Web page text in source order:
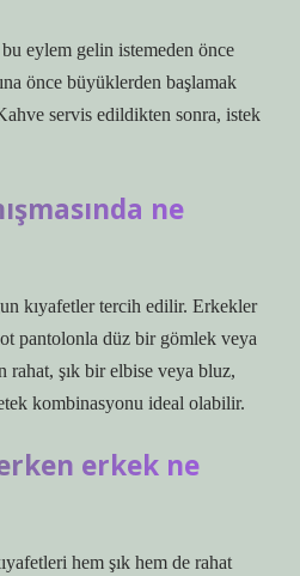
eylem gelin istemeden önce
önce büyüklerden başlamak
servis edildikten sonra, istek
ne
kıyafetler tercih edilir. Erkekler
pantolonla düz bir gömlek veya
rahat, şık bir elbise veya bluz,
kombinasyonu ideal olabilir.
erkek ne
hem şık hem de rahat